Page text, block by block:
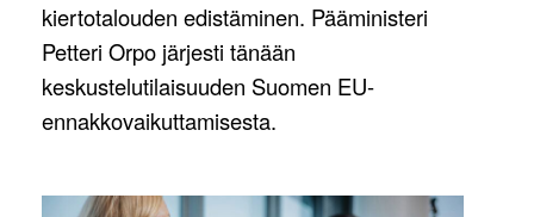
kiertotalouden edistäminen. Pääministeri
Petteri Orpo järjesti tänään
keskustelutilaisuuden Suomen EU-
ennakkovaikuttamisesta.